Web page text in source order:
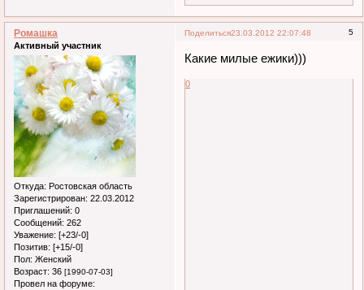
Поделиться 5
23.03.2012 22:07:48
Ромашка
Активный участник
Откуда: Ростовская область
Зарегистрирован: 22.03.2012
Приглашений: 0
Сообщений: 262
Уважение: [+23/-0]
Позитив: [+15/-0]
Пол: Женский
Возраст: 36 [1990-07-03]
Провел на форуме:
Какие милые ежики)))
0